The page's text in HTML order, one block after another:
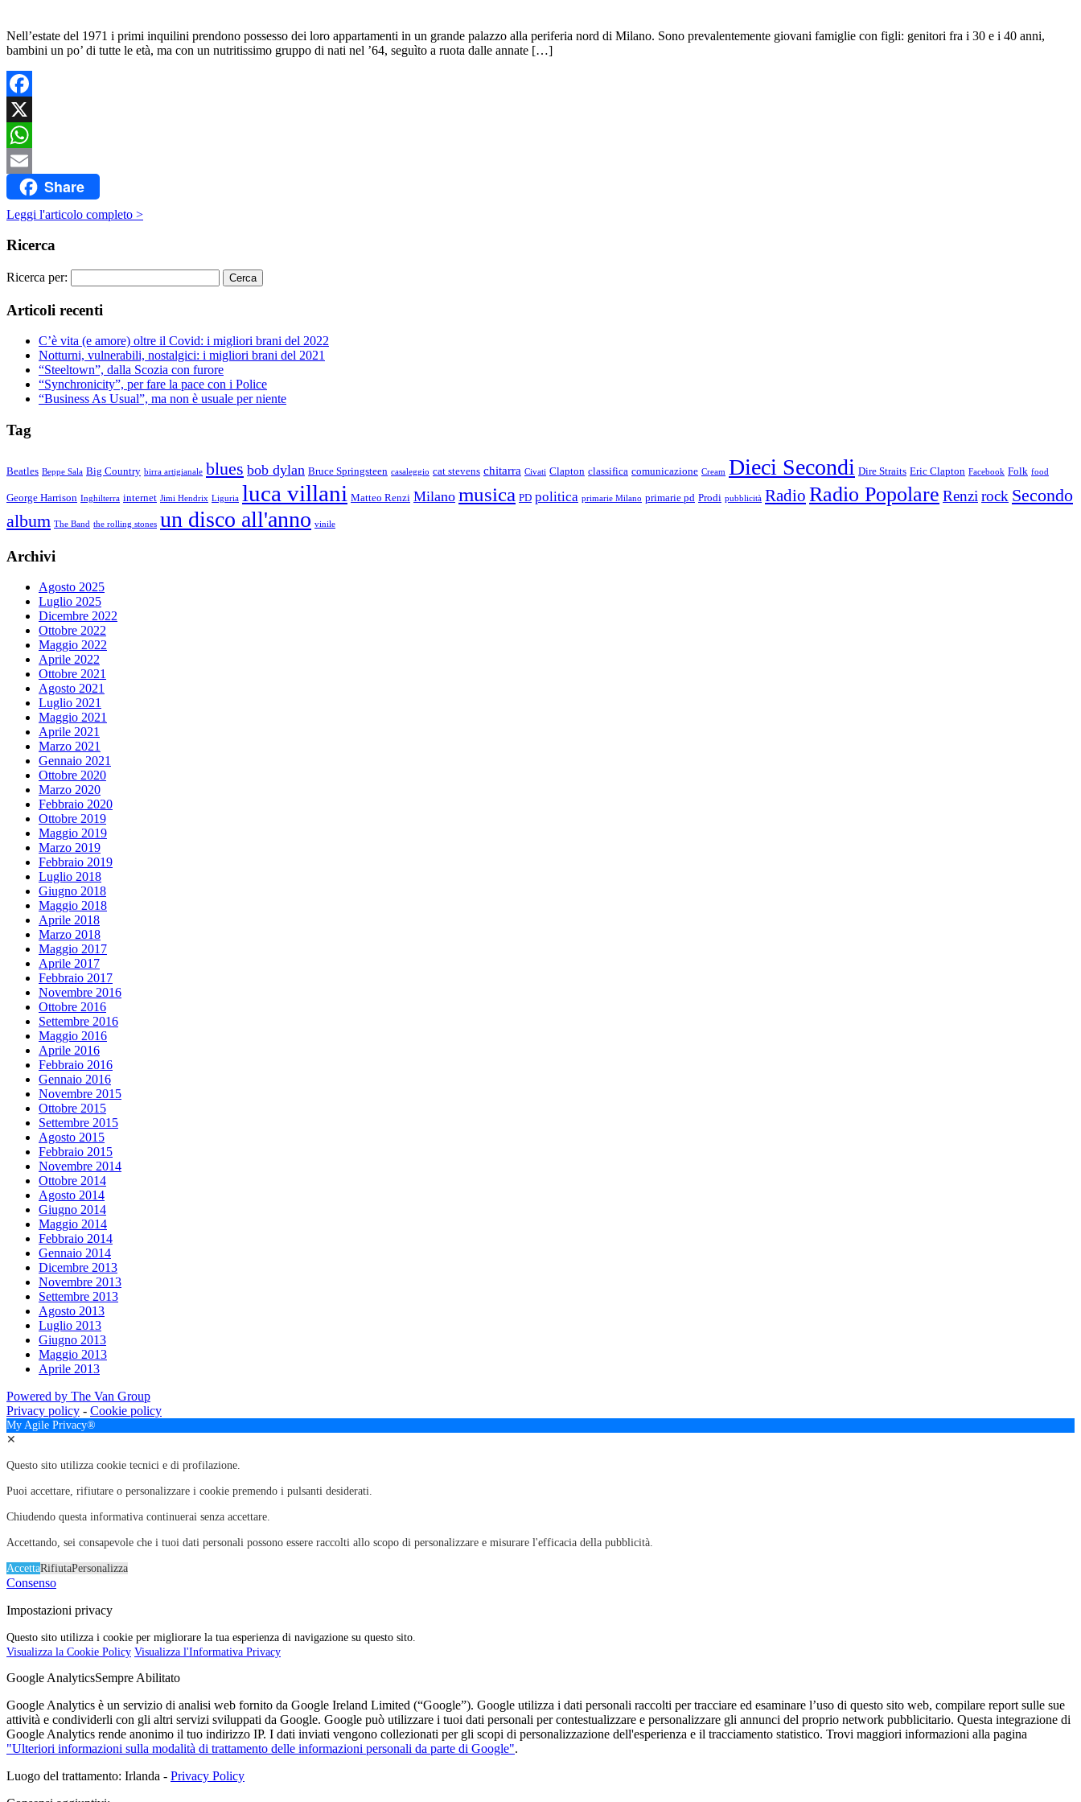
Nell’estate del 1971 i primi inquilini prendono possesso dei loro appartamenti in un grande palazzo alla periferia nord di Milano. Sono prevalentemente giovani famiglie con figli: genitori fra i 30 e i 40 anni,
bambini un po’ di tutte le età, ma con un nutritissimo gruppo di nati nel ’64, seguìto a ruota dalle annate […]
Facebook
X
WhatsApp
Email Share
Leggi l'articolo completo >
Ricerca
Ricerca per:
Articoli recenti
C’è vita (e amore) oltre il Covid: i migliori brani del 2022
Notturni, vulnerabili, nostalgici: i migliori brani del 2021
“Steeltown”, dalla Scozia con furore
“Synchronicity”, per fare la pace con i Police
“Business As Usual”, ma non è usuale per niente
Tag
Beatles Beppe Sala Big Country birra artigianale blues bob dylan Bruce Springsteen casaleggio cat stevens chitarra Civati Clapton classifica comunicazione Cream Dieci Secondi Dire Straits Eric Clapton Facebook Folk food
George Harrison Inghilterra internet Jimi Hendrix Liguria luca villani Matteo Renzi Milano musica PD politica primarie Milano primarie pd Prodi pubblicità Radio Radio Popolare Renzi rock Secondo
album The Band the rolling stones un disco all'anno vinile
Archivi
Agosto 2025
Luglio 2025
Dicembre 2022
Ottobre 2022
Maggio 2022
Aprile 2022
Ottobre 2021
Agosto 2021
Luglio 2021
Maggio 2021
Aprile 2021
Marzo 2021
Gennaio 2021
Ottobre 2020
Marzo 2020
Febbraio 2020
Ottobre 2019
Maggio 2019
Marzo 2019
Febbraio 2019
Luglio 2018
Giugno 2018
Maggio 2018
Aprile 2018
Marzo 2018
Maggio 2017
Aprile 2017
Febbraio 2017
Novembre 2016
Ottobre 2016
Settembre 2016
Maggio 2016
Aprile 2016
Febbraio 2016
Gennaio 2016
Novembre 2015
Ottobre 2015
Settembre 2015
Agosto 2015
Febbraio 2015
Novembre 2014
Ottobre 2014
Agosto 2014
Giugno 2014
Maggio 2014
Febbraio 2014
Gennaio 2014
Dicembre 2013
Novembre 2013
Settembre 2013
Agosto 2013
Luglio 2013
Giugno 2013
Maggio 2013
Aprile 2013
Powered by The Van Group
Privacy policy - Cookie policy
My Agile Privacy®
✕
Questo sito utilizza cookie tecnici e di profilazione.
Puoi accettare, rifiutare o personalizzare i cookie premendo i pulsanti desiderati.
Chiudendo questa informativa continuerai senza accettare.
Accettando, sei consapevole che i tuoi dati personali possono essere raccolti allo scopo di personalizzare e misurare l'efficacia della pubblicità.
AccettaRifiutaPersonalizza
Consenso
Impostazioni privacy
Questo sito utilizza i cookie per migliorare la tua esperienza di navigazione su questo sito.
Visualizza la Cookie Policy Visualizza l'Informativa Privacy
Google AnalyticsSempre Abilitato
Google Analytics è un servizio di analisi web fornito da Google Ireland Limited (“Google”). Google utilizza i dati personali raccolti per tracciare ed esaminare l’uso di questo sito web, compilare report sulle sue
attività e condividerli con gli altri servizi sviluppati da Google. Google può utilizzare i tuoi dati personali per contestualizzare e personalizzare gli annunci del proprio network pubblicitario. Questa integrazione di
Google Analytics rende anonimo il tuo indirizzo IP. I dati inviati vengono collezionati per gli scopi di personalizzazione dell'esperienza e il tracciamento statistico. Trovi maggiori informazioni alla pagina
"Ulteriori informazioni sulla modalità di trattamento delle informazioni personali da parte di Google".
Luogo del trattamento: Irlanda - Privacy Policy